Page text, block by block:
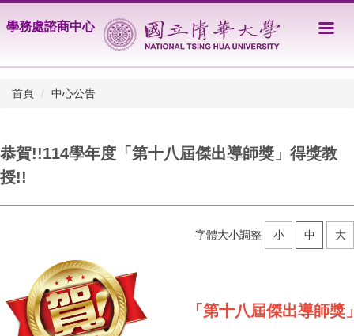
到
容
學務處諮商中心
首頁 中心公告
恭賀!!114學年度「第十八屆傑出導師獎」得獎教
授!!
字體大小調整 小 中 大
「第十八屆傑出導師獎